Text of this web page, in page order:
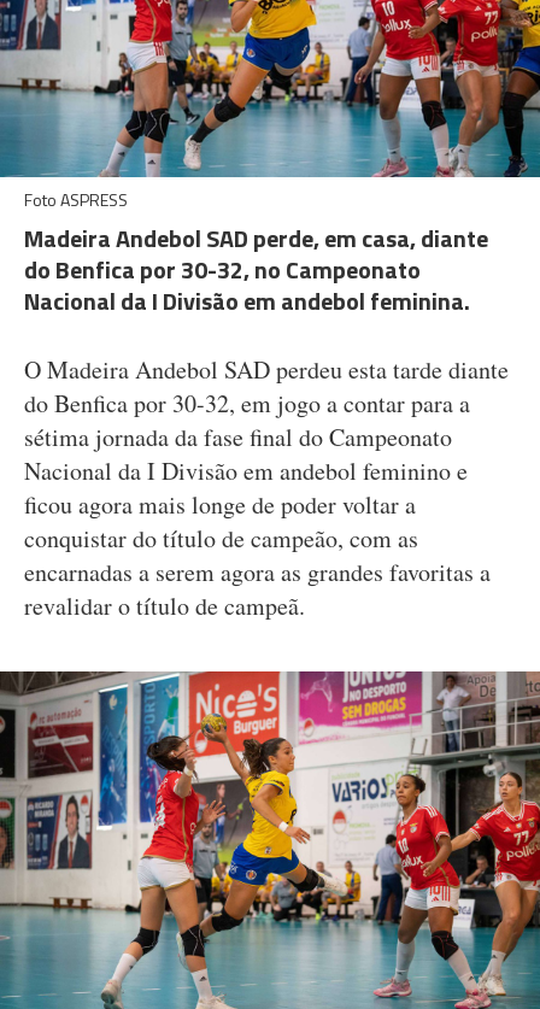
Foto ASPRESS
Madeira Andebol SAD perde, em casa, diante
do Benfica por 30-32, no Campeonato
Nacional da I Divisão em andebol feminina.
O Madeira Andebol SAD perdeu esta tarde diante
do Benfica por 30-32, em jogo a contar para a
sétima jornada da fase final do Campeonato
Nacional da I Divisão em andebol feminino e
ficou agora mais longe de poder voltar a
conquistar do título de campeão, com as
encarnadas a serem agora as grandes favoritas a
revalidar o título de campeã.